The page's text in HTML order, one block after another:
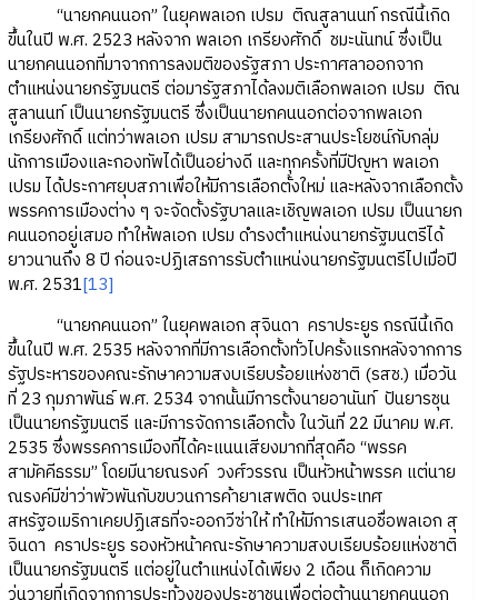
“นายกคนนอก” ในยุคพลเอก เปรม ติณสูลานนท์ กรณีนี้เกิด
ขึ้นในปี พ.ศ. 2523 หลังจาก พลเอก เกรียงศักดิ์ ชมะนันทน์ ซึ่งเป็น
นายกคนนอกที่มาจากการลงมติของรัฐสภา ประกาศลาออกจาก
ตำแหน่งนายกรัฐมนตรี ต่อมารัฐสภาได้ลงมติเลือกพลเอก เปรม ติณ
สูลานนท์ เป็นนายกรัฐมนตรี ซึ่งเป็นนายกคนนอกต่อจากพลเอก
เกรียงศักดิ์ แต่ทว่าพลเอก เปรม สามารถประสานประโยชน์กับกลุ่ม
นักการเมืองและกองทัพได้เป็นอย่างดี และทุกครั้งที่มีปัญหา พลเอก
เปรม ได้ประกาศยุบสภาเพื่อให้มีการเลือกตั้งใหม่ และหลังจากเลือกตั้ง
พรรคการเมืองต่าง ๆ จะจัดตั้งรัฐบาลและเชิญพลเอก เปรม เป็นนายก
คนนอกอยู่เสมอ ทำให้พลเอก เปรม ดำรงตำแหน่งนายกรัฐมนตรีได้
ยาวนานถึง 8 ปี ก่อนจะปฏิเสธการรับตำแหน่งนายกรัฐมนตรีไปเมื่อปี
พ.ศ. 2531[13]
“นายกคนนอก” ในยุคพลเอก สุจินดา คราประยูร กรณีนี้เกิด
ขึ้นในปี พ.ศ. 2535 หลังจากที่มีการเลือกตั้งทั่วไปครั้งแรกหลังจากการ
รัฐประหารของคณะรักษาความสงบเรียบร้อยแห่งชาติ (รสช.) เมื่อวัน
ที่ 23 กุมภาพันธ์ พ.ศ. 2534 จากนั้นมีการตั้งนายอานันท์ ปันยารชุน
เป็นนายกรัฐมนตรี และมีการจัดการเลือกตั้ง ในวันที่ 22 มีนาคม พ.ศ.
2535 ซึ่งพรรคการเมืองที่ได้คะแนนเสียงมากที่สุดคือ “พรรค
สามัคคีธรรม” โดยมีนายณรงค์ วงศ์วรรณ เป็นหัวหน้าพรรค แต่นาย
ณรงค์มีข่าว่าพัวพันกับขบวนการค้ายาเสพติด จนประเทศ
สหรัฐอเมริกาเคยปฏิเสธที่จะออกวีซ่าให้ ทำให้มีการเสนอชื่อพลเอก สุ
จินดา คราประยูร รองหัวหน้าคณะรักษาความสงบเรียบร้อยแห่งชาติ
เป็นนายกรัฐมนตรี แต่อยู่ในตำแหน่งได้เพียง 2 เดือน ก็เกิดความ